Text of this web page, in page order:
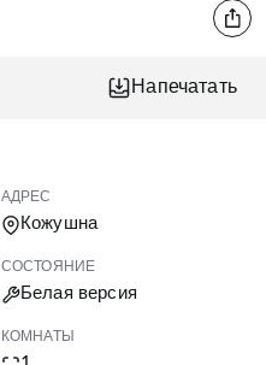
Напечатать
АДРЕС
Кожушна
СОСТОЯНИЕ
Белая версия
КОМНАТЫ